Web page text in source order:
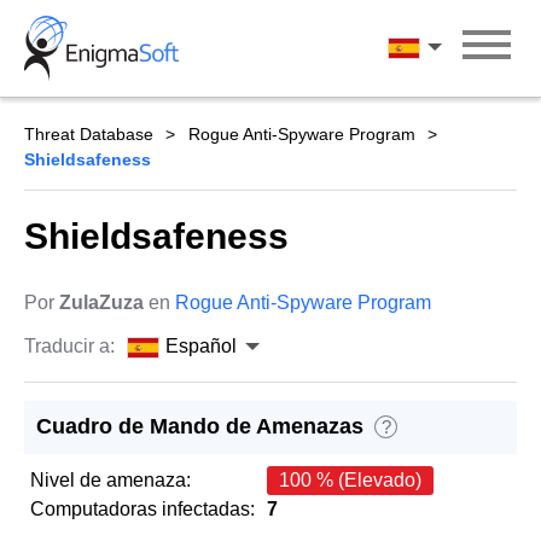
Skip
content
Español
Threat Database
Rogue Anti-Spyware Program
Shieldsafeness
Shieldsafeness
Por ZulaZuza en Rogue Anti-Spyware Program
Traducir a: Español
Cuadro de Mando de Amenazas ?
Nivel de amenaza:
100 % (Elevado)
Computadoras infectadas:
7